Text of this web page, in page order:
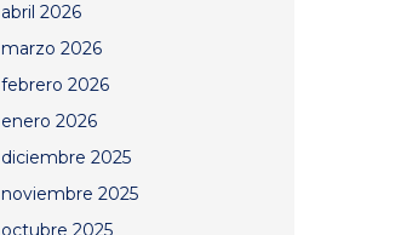
abril 2026
marzo 2026
febrero 2026
enero 2026
diciembre 2025
noviembre 2025
octubre 2025